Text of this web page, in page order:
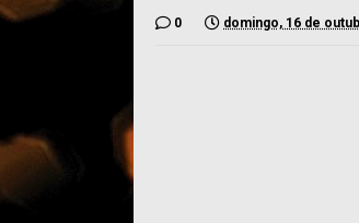
0 domingo, 16 de